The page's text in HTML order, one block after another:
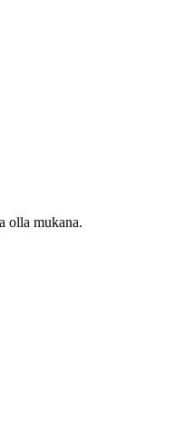
olla mukana.